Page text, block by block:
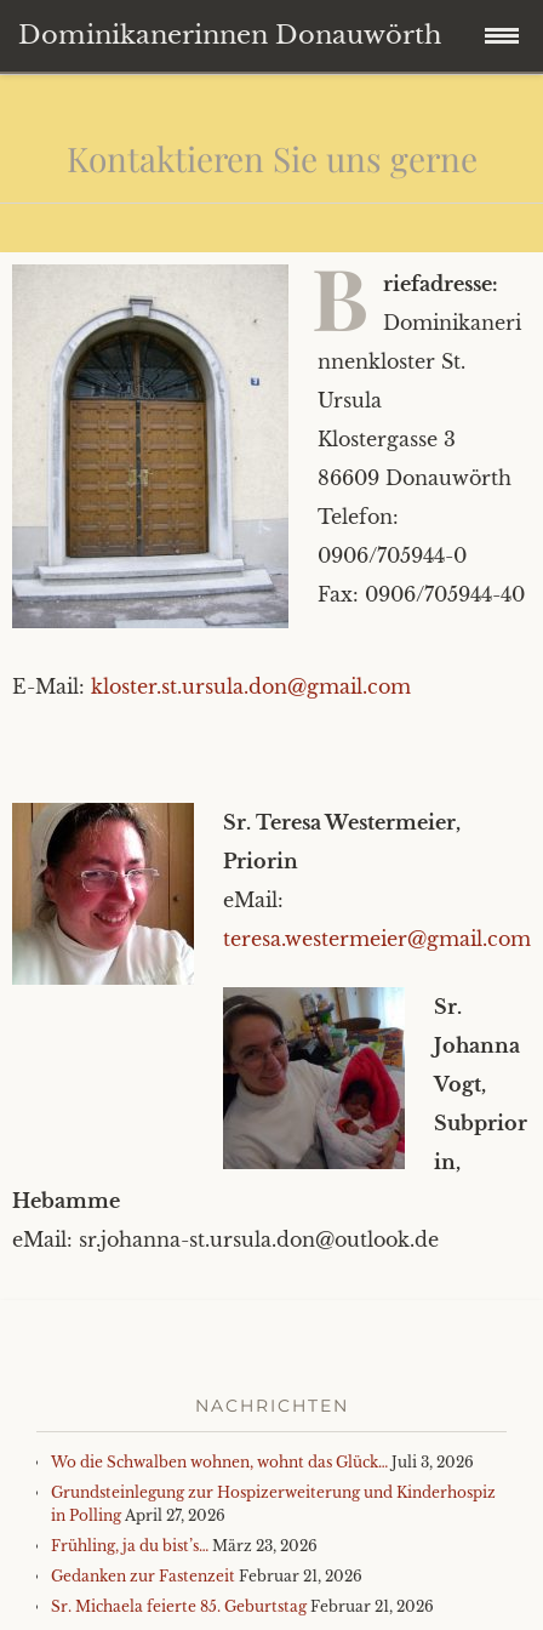
Dominikanerinnen Donauwörth
springen
Der Hl. Dominikus
Das Leben im Kloster
Dominikanerin werden
Kloster auf Zeit
Bildergalerie
Mitteilungen
Quellworte
Kontakt
Links
Impressum
Kontaktieren Sie uns gerne
B
riefadresse:
Dominikaneri
nnenkloster St.
Ursula
Klostergasse 3
86609 Donauwörth
Telefon:
0906/705944-0
Fax: 0906/705944-40
E-Mail: kloster.st.ursula.don@gmail.com
Sr. Teresa Westermeier,
Priorin
eMail:
teresa.westermeier@gmail.com
Sr.
Johanna
Vogt,
Subprior
in,
Hebamme
eMail: sr.johanna-st.ursula.don@outlook.de
NACHRICHTEN
Wo die Schwalben wohnen, wohnt das Glück… Juli 3, 2026
Grundsteinlegung zur Hospizerweiterung und Kinderhospiz
in Polling April 27, 2026
Frühling, ja du bist’s… März 23, 2026
Gedanken zur Fastenzeit Februar 21, 2026
Sr. Michaela feierte 85. Geburtstag Februar 21, 2026